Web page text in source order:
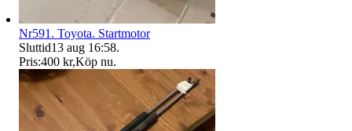
Nr591. Toyota. Startmotor
Sluttid13 aug 16:58.
Pris:400 kr,Köp nu.